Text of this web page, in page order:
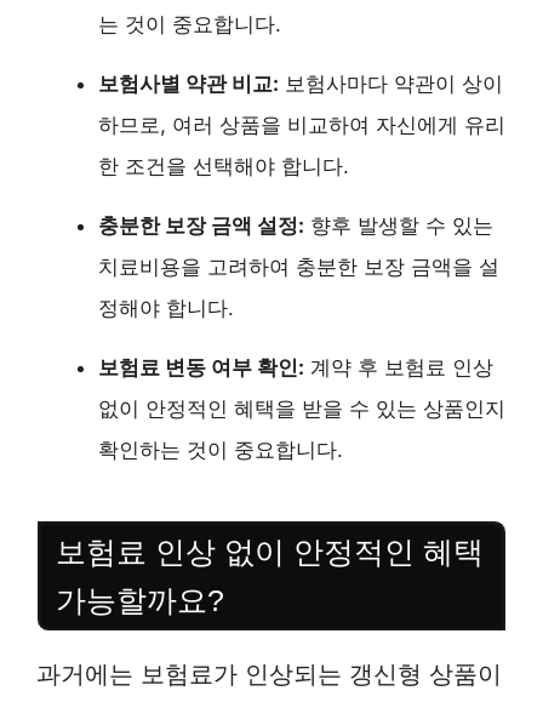
는 것이 중요합니다.
보험사별 약관 비교: 보험사마다 약관이 상이
하므로, 여러 상품을 비교하여 자신에게 유리
한 조건을 선택해야 합니다.
충분한 보장 금액 설정: 향후 발생할 수 있는
치료비용을 고려하여 충분한 보장 금액을 설
정해야 합니다.
보험료 변동 여부 확인: 계약 후 보험료 인상
없이 안정적인 혜택을 받을 수 있는 상품인지
확인하는 것이 중요합니다.
보험료 인상 없이 안정적인 혜택
가능할까요?
과거에는 보험료가 인상되는 갱신형 상품이